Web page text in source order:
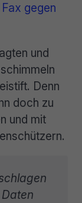
gegen
und
Denn
doch zu
und mit